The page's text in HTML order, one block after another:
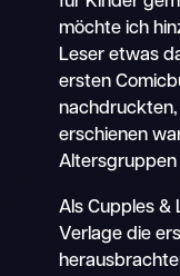
möchte ich
Leser etwas
ersten
erschienen
Als Cupples &
Verlage die